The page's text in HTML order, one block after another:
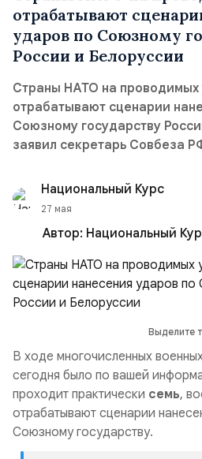
отрабатывают
ударов по Союзному
России и Белоруссии
Страны НАТО на проводимых
отрабатывают сценарии
Союзному государству
заявил секретарь Совбеза
Национальный Курс
27 мая
Автор: Национальный
Выделите
В ходе многочисленных
сегодня было по вашей
проходит практически семь,
отрабатывают сценарии
Союзному государству.